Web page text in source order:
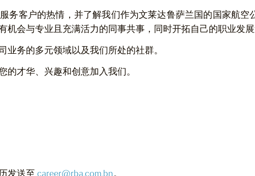
务客户的热情，并了解我们作为文莱达鲁萨兰国的国家航空
会与专业且充满活力的同事共事，同时开拓自己的职业发展
务的多元领域以及我们所处的社群。
才华、兴趣和创意加入我们。
发送至career@rba.com.bn。